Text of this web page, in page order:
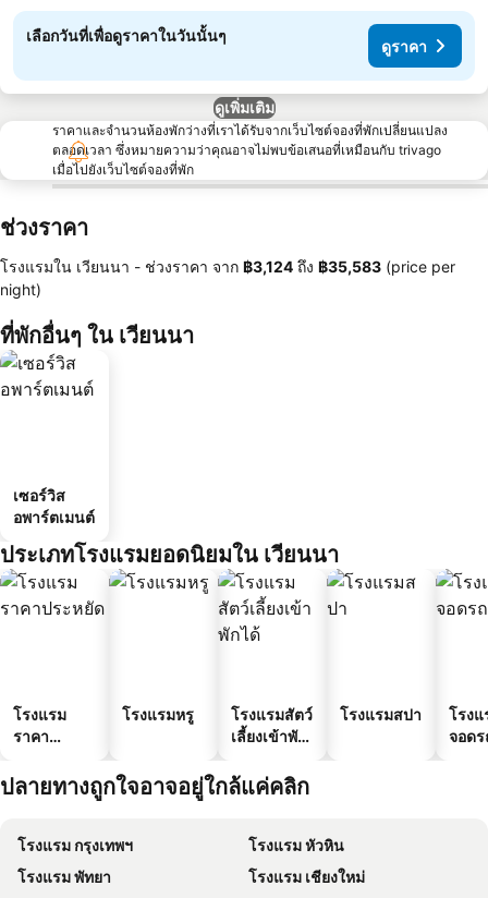
เลือกวันที่เพื่อดูราคาในวันนั้นๆ
ดูราคา
ดูเพิ่มเติม
ราคาและจำนวนห้องพักว่างที่เราได้รับจากเว็บไซต์จองที่พักเปลี่ยนแปลง
ตลอดเวลา ซึ่งหมายความว่าคุณอาจไม่พบข้อเสนอที่เหมือนกับ trivago
เมื่อไปยังเว็บไซต์จองที่พัก
ช่วงราคา
โรงแรมใน เวียนนา - ช่วงราคา จาก ‎฿3,124 ถึง ‎฿35,583 (price per
night)
ที่พักอื่นๆ ใน เวียนนา
เซอร์วิส
อพาร์ตเมนต์
ประเภทโรงแรมยอดนิยมใน เวียนนา
โรงแรม
ราคา
โรงแรมหรู
โรงแรมสัตว์
เลี้ยงเข้าพัก
โรงแรมสปา
โรง
จอดร
ปลายทางถูกใจอาจอยู่ใกล้แค่คลิก
โรงแรม กรุงเทพฯ
โรงแรม หัวหิน
โรงแรม พัทยา
โรงแรม เชียงใหม่